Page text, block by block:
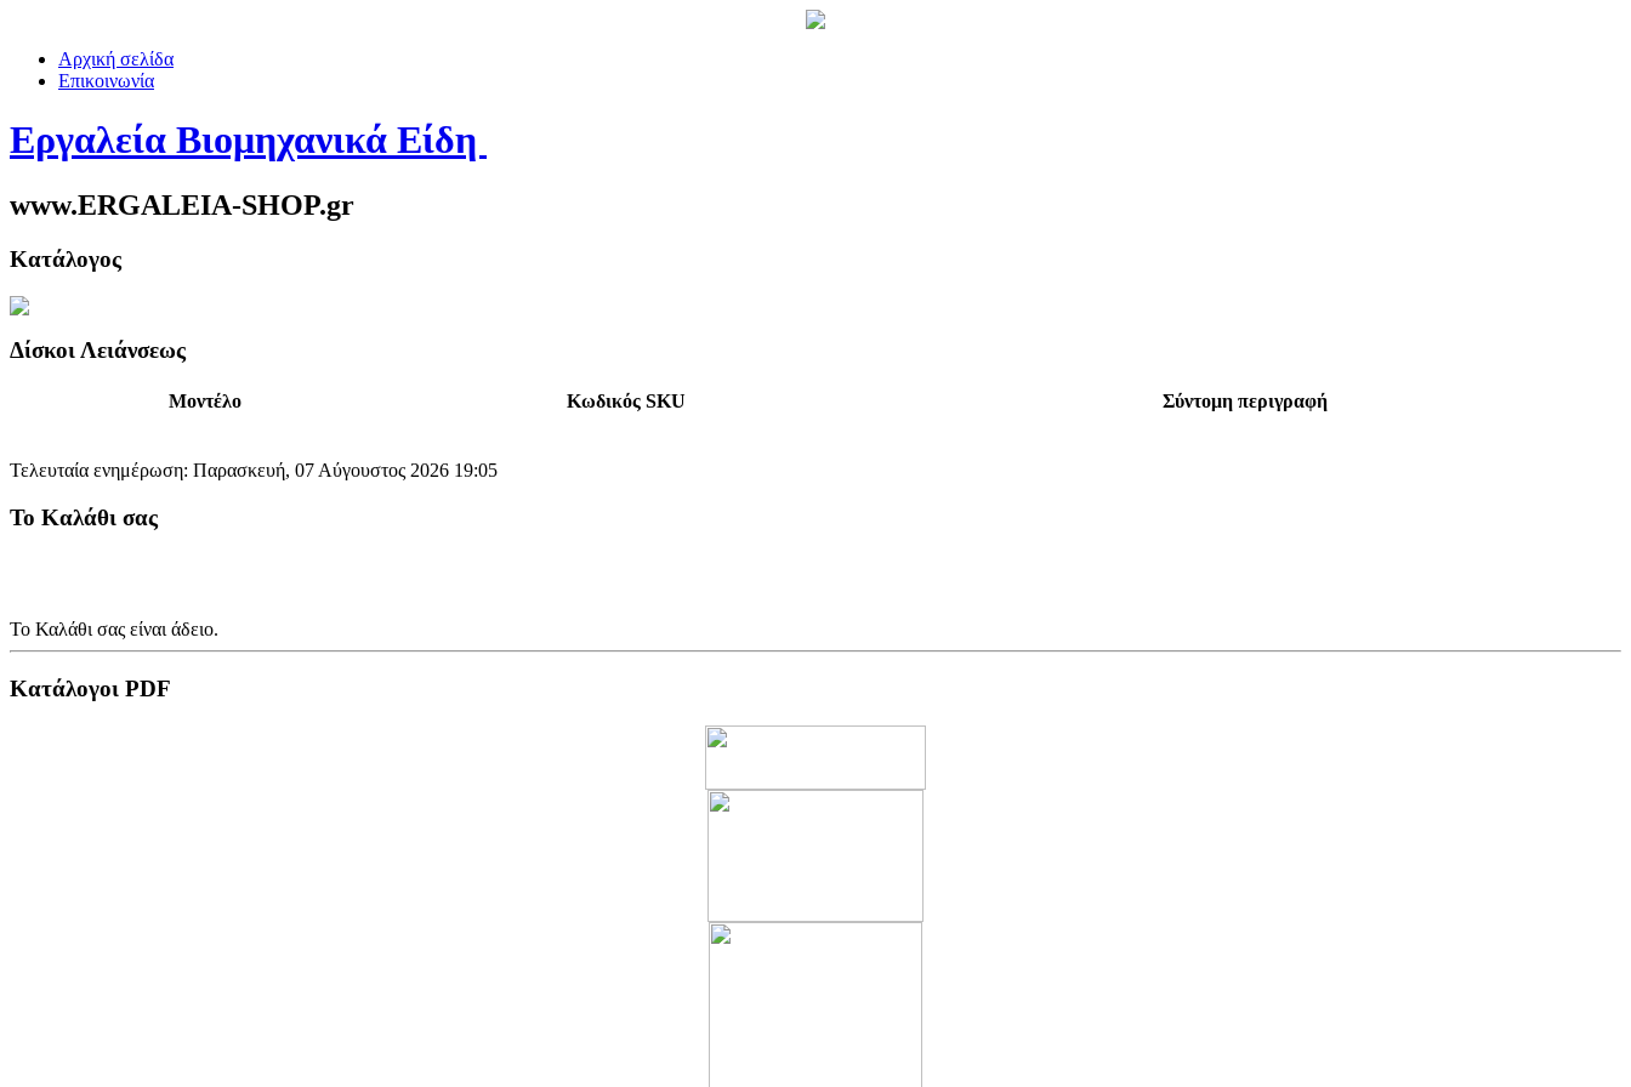
Αρχική σελίδα
Επικοινωνία
Εργαλεία Βιομηχανικά Είδη
www.ERGALEIA-SHOP.gr
Κατάλογος
Δίσκοι Λειάνσεως
Μοντέλο Κωδικός SKU Σύντομη περιγραφή
Τελευταία ενημέρωση: Παρασκευή, 07 Αύγουστος 2026 19:05
Το Καλάθι σας
Το Καλάθι σας είναι άδειο.
Κατάλογοι PDF